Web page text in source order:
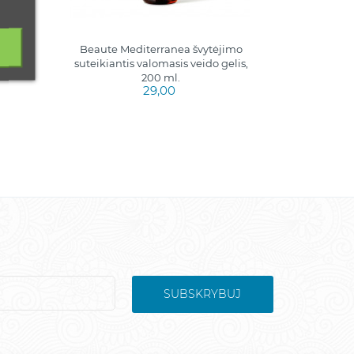
Beaute Mediterranea švytėjimo
suteikiantis valomasis veido gelis,
200 ml.
29,00
SUBSKRYBUJ